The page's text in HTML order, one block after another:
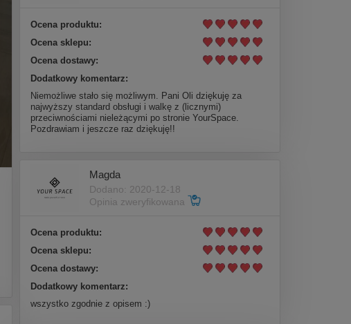
Ocena produktu:
Ocena sklepu:
Ocena dostawy:
Dodatkowy komentarz:
Niemożliwe stało się możliwym. Pani Oli dziękuję za
najwyższy standard obsługi i walkę z (licznymi)
przeciwnościami nieleżącymi po stronie YourSpace.
Pozdrawiam i jeszcze raz dziękuję!!
Magda
Dodano: 2020-12-18
Opinia zweryfikowana
Ocena produktu:
Ocena sklepu:
Ocena dostawy:
Dodatkowy komentarz:
wszystko zgodnie z opisem :)